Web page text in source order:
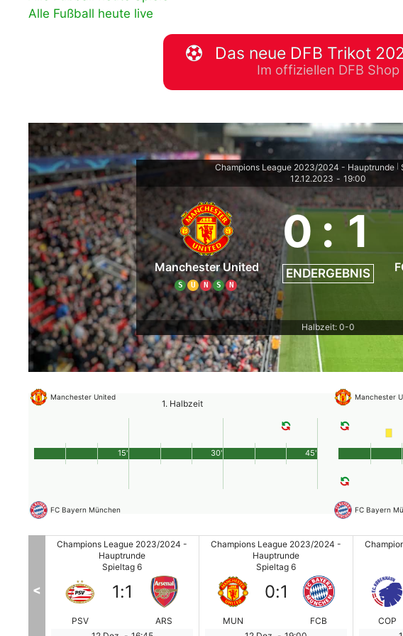
downloaden & automatisch
Alle Fußball heute live
Das neue DFB Trikot
Im offiziellen DFB Shop
Champions League 2023/2024 - Hauptrunde
12.12.2023 - 19:00
Manchester United
S U N S N
0: 1
ENDERGEBNIS
Halbzeit: 0-0
Manchester United
1. Halbzeit
FC Bayern München
45'
15' 30'
Manchester
FC Bayern
Champions League 2023/2024 -
Hauptrunde
Spieltag 6
PSV
1:1
ARS
Champions League 2023/2024 -
Hauptrunde
Spieltag 6
MUN
0:1
FCB
COP
<